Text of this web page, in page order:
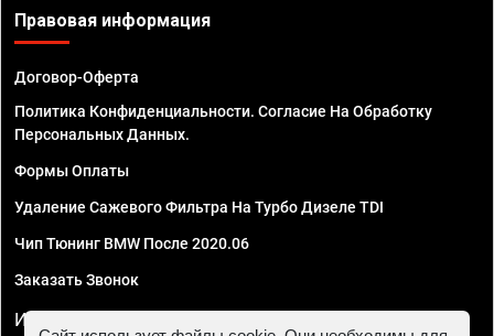
Правовая информация
Договор-Оферта
Политика Конфиденциальности. Согласие На Обработку
Персональных Данных.
Формы Оплаты
Удаление Сажевого Фильтра На Турбо Дизеле TDI
Чип Тюнинг BMW После 2020.06
Заказать Звонок
ИП Смирнов Георгий Павлович. ИНН 781302555843,